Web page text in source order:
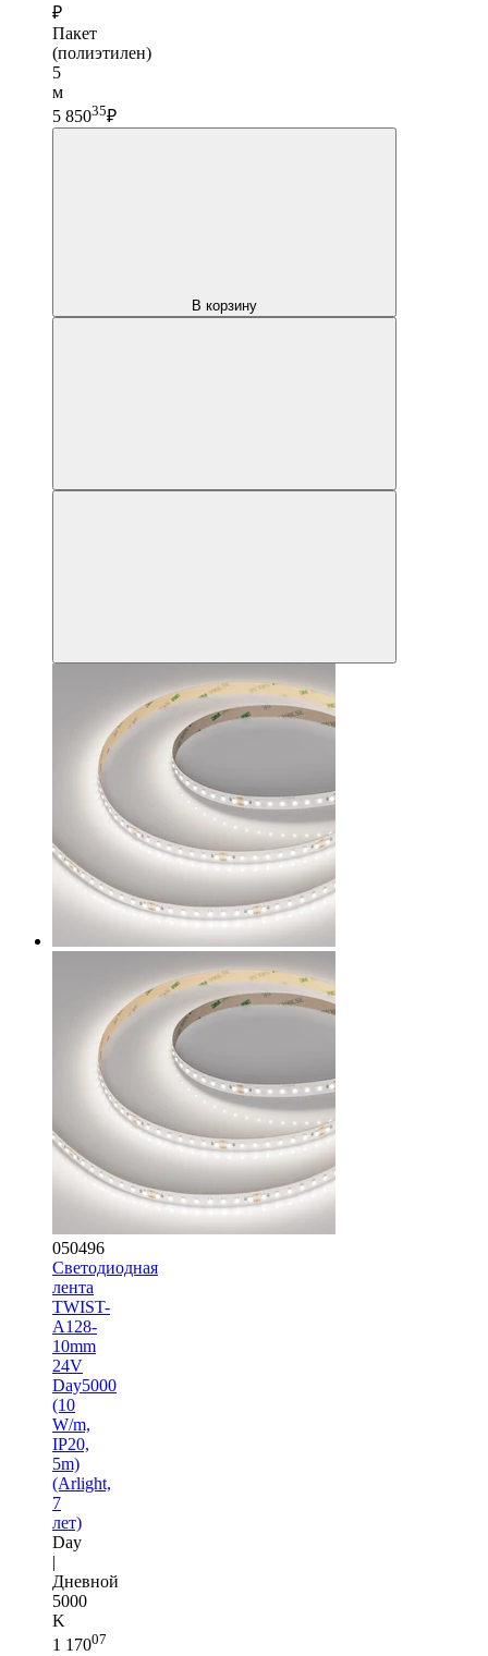
₽
Пакет
(полиэтилен)
5
м
5 85035₽
В корзину
050496
Светодиодная
лента
TWIST-
A128-
10mm
24V
Day5000
(10
W/m,
IP20,
5m)
(Arlight,
7
лет)
Day
|
Дневной
5000
K
1 17007